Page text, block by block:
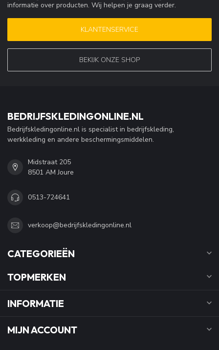
informatie over producten. Wij helpen je graag verder.
KLANTENSERVICE
BEKIJK ONZE SHOP
BEDRIJFSKLEDINGONLINE.NL
Bedrijfskledingonline.nl is specialist in bedrijfskleding,
werkkleding en andere beschermingsmiddelen.
Midstraat 205
8501 AM Joure
0513-724641
verkoop@bedrijfskledingonline.nl
CATEGORIEËN
TOPMERKEN
INFORMATIE
MIJN ACCOUNT